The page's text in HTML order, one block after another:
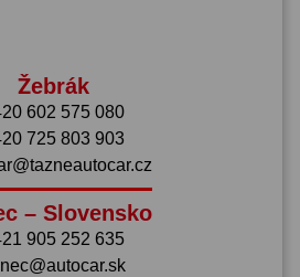
Žebrák
602 575 080
725 803 903
– Slovensko
905 252 635